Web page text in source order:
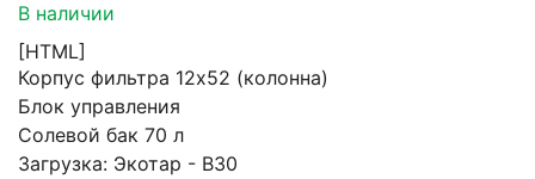
В наличии
[HTML]
Корпус фильтра 12х52 (колонна)
Блок управления
Солевой бак 70 л
Загрузка: Экотар - В30